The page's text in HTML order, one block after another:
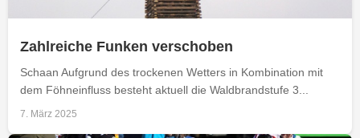
Zahlreiche Funken verschoben
Schaan Aufgrund des trockenen Wetters in Kombination mit
dem Föhneinfluss besteht aktuell die Waldbrandstufe 3...
7. März 2025